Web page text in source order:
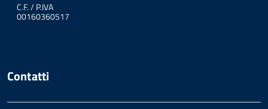
C.F. / P.IVA
00160360517
Contatti